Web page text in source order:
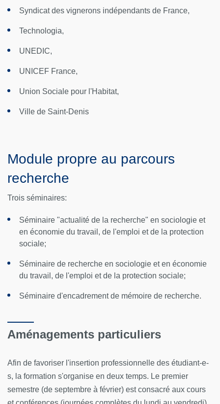
Syndicat des vignerons indépendants de France,
Technologia,
UNEDIC,
UNICEF France,
Union Sociale pour l'Habitat,
Ville de Saint-Denis
Module propre au parcours
recherche
Trois séminaires:
Séminaire "actualité de la recherche" en sociologie et
en économie du travail, de l'emploi et de la protection
sociale;
Séminaire de recherche en sociologie et en économie
du travail, de l'emploi et de la protection sociale;
Séminaire d'encadrement de mémoire de recherche.
Aménagements particuliers
Afin de favoriser l'insertion professionnelle des étudiant-e-
s, la formation s'organise en deux temps. Le premier
semestre (de septembre à février) est consacré aux cours